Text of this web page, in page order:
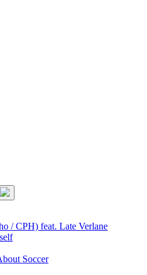
/ CPH) feat. Late Verlane
Soccer